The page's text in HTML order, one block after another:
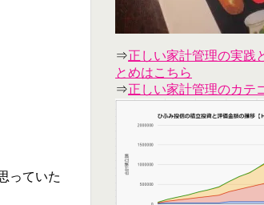
っていた
⇒正しい家計管理の実践
とめはこちら
⇒正しい家計管理のカテ